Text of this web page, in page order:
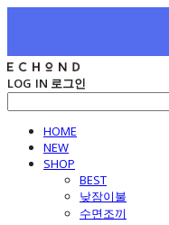
LOG IN 로그인
HOME
NEW
SHOP
BEST
낮잠이불
수면조끼